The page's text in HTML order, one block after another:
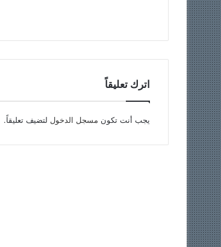
اترك تعليقاً
يجب أنت تكون مسجل الدخول لتضيف تعليقاً.